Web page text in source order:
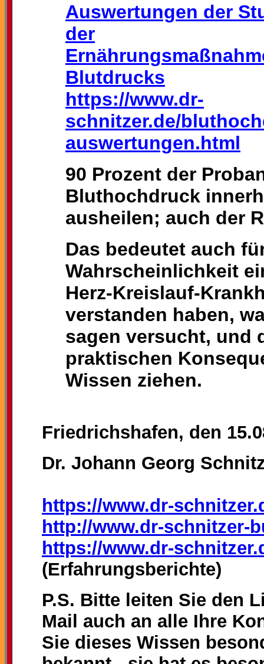
Auswertungen der
der
Blutdrucks
https://www.dr-
schnitzer.de/
auswertungen.html
90 Prozent der
Bluthochdruck
ausheilen; auch der
Das bedeutet auch
Wahrscheinlichkeit
Herz-Kreislauf-
verstanden haben,
sagen versucht, und
praktischen
Wissen ziehen.
Friedrichshafen, den
Dr. Johann Georg
https://www.dr-
http://www.dr-schnitzer-
https://www.dr-
(Erfahrungsberichte)
P.S. Bitte leiten Sie den
Mail auch an alle Ihre
Sie dieses Wissen